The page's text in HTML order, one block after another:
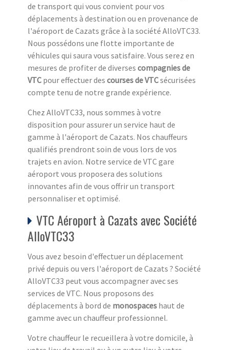
de transport qui vous convient pour vos
déplacements à destination ou en provenance de
l'aéroport de Cazats grâce à la société AlloVTC33.
Nous possédons une flotte importante de
véhicules qui saura vous satisfaire. Vous serez en
mesures de profiter de diverses compagnies de
VTC pour effectuer des courses de VTCsécurisées
compte tenu de notre grande expérience.
Chez AlloVTC33, nous sommes à votre
disposition pour assurer un service haut de
gamme à l'aéroport de Cazats. Nos chauffeurs
qualifiés prendront soin de vous lors de vos
trajets en avion. Notre service de VTC gare
aéroport vous proposera des solutions
innovantes afin de vous offrir un transport
personnaliser et optimisé.
VTC Aéroport à Cazats avec Société
AlloVTC33
Vous avez besoin d'effectuer un déplacement
privé depuis ou vers l'aéroport de Cazats ? Société
AlloVTC33 peut vous accompagner avec ses
services de VTC. Nous proposons des
déplacements à bord de monospaces haut de
gamme avec un chauffeur professionnel.
Votre chauffeur le recueillera à votre domicile, à